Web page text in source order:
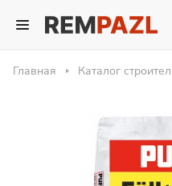
Главная Каталог